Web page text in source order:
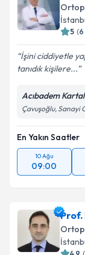
5 (6
İşini ciddiyetle
tanıdık kişilere...
Acıbadem
Çavuşoğlu, Sanayi
En Yakın Saatler
10 Ağu
09:00
Prof.